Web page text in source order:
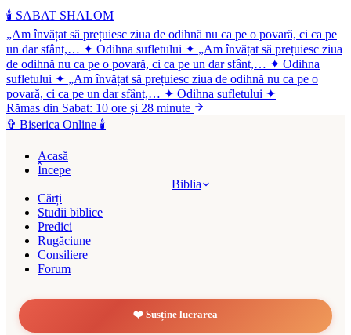
🕯️ SABAT SHALOM
„Am învățat să prețuiesc ziua de odihnă nu ca pe o povară, ci ca pe
un dar sfânt,… ✦ Odihna sufletului ✦ „Am învățat să prețuiesc ziua
de odihnă nu ca pe o povară, ci ca pe un dar sfânt,… ✦ Odihna
sufletului ✦ „Am învățat să prețuiesc ziua de odihnă nu ca pe o
povară, ci ca pe un dar sfânt,… ✦ Odihna sufletului ✦
Rămas din Sabat: 10 ore și 28 minute
✞ Biserica Online 🕯️
Acasă
Începe
Biblia
Cărți
Studii biblice
Predici
Rugăciune
Consiliere
Forum
❤️ Susține lucrarea